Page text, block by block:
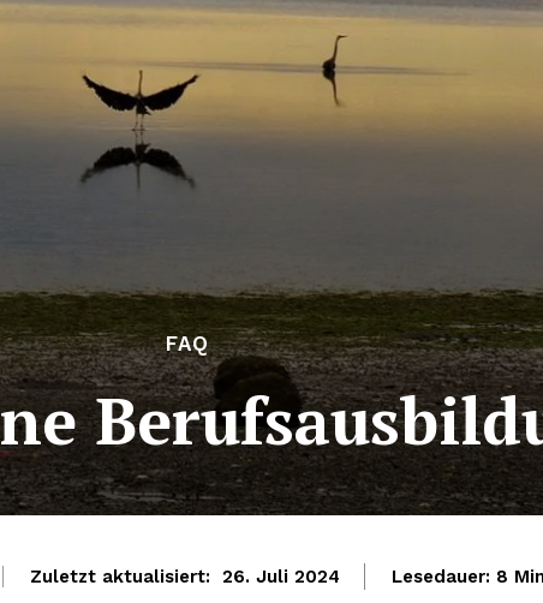
FAQ
Zuletzt aktualisiert: 26. Juli 2024 Lesedauer: 8